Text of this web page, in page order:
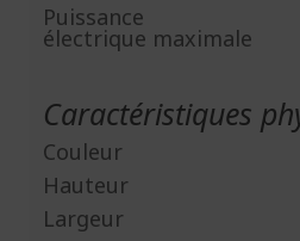
Puissance
électrique maximale
Caractéristiques
Couleur
Hauteur
Largeur